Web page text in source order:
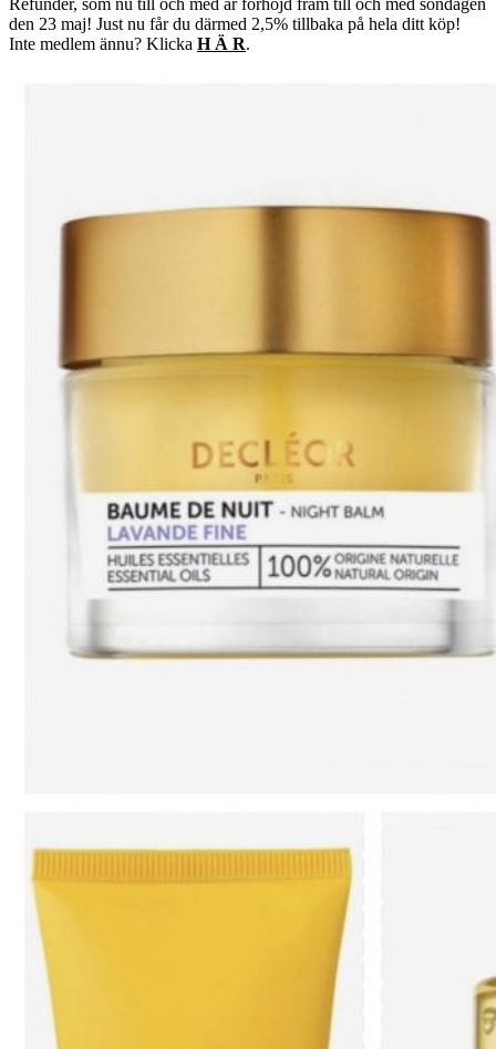
Refunder, som nu till och med är förhöjd fram till och med söndagen
den 23 maj! Just nu får du därmed 2,5% tillbaka på hela ditt köp!
Inte medlem ännu? Klicka H Ä R.